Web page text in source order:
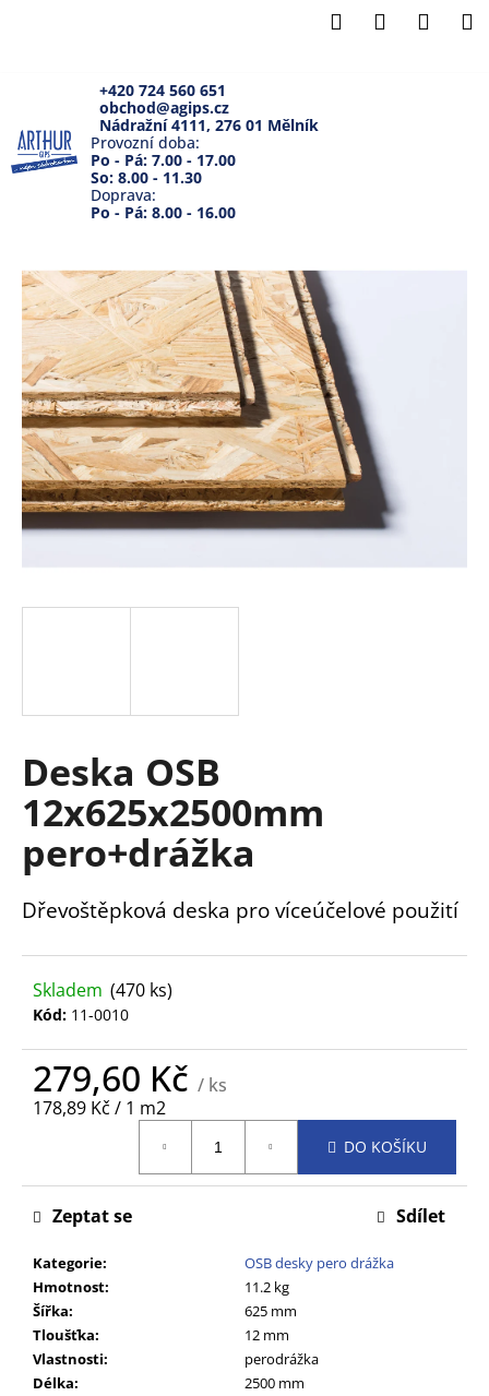
HledatPřihlášení
+420 724 560 651
obchod@agips.cz
Nádražní 4111, 276 01 Mělník
Provozní doba:
Po - Pá: 7.00 - 17.00
So: 8.00 - 11.30
Doprava:
Po - Pá: 8.00 - 16.00
Deska OSB
12x625x2500mm
pero+drážka
Dřevoštěpková deska pro víceúčelové použití
Skladem (470 ks)
Kód: 11-0010
279,60 Kč / ks
Měrná
178,89 Kč / 1 m2
DO KOŠÍKU
Kategorie:
OSB desky pero drážka
Hmotnost:
11.2 kg
Šířka:
625 mm
Tloušťka:
12 mm
Vlastnosti:
perodrážka
Délka: 2500 mm
Zeptat se Sdílet
o
p
ř
e
b
u
j
e
t
e
n
a
j
t
D
o
o
u
u
e
m
e